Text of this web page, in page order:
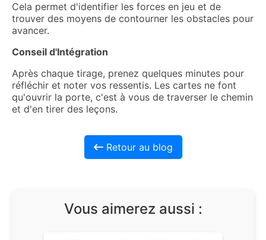
Cela permet d'identifier les forces en jeu et de
trouver des moyens de contourner les obstacles pour
avancer.
Conseil d'Intégration
Après chaque tirage, prenez quelques minutes pour
réfléchir et noter vos ressentis. Les cartes ne font
qu'ouvrir la porte, c'est à vous de traverser le chemin
et d'en tirer des leçons.
Retour au blog
Vous aimerez aussi :